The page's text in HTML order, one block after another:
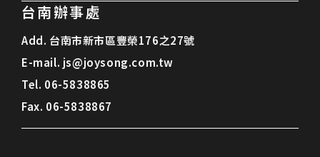
台南辦事處
Add. 台南市新市區豐榮176之27號
E-mail. js@joysong.com.tw
Tel. 06-5838865
Fax. 06-5838867